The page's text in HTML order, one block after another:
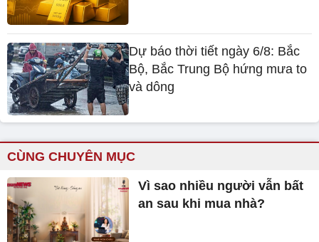
Dự báo thời tiết ngày 6/8: Bắc
Bộ, Bắc Trung Bộ hứng mưa to
và dông
CÙNG CHUYÊN MỤC
Vì sao nhiều người vẫn bất
an sau khi mua nhà?